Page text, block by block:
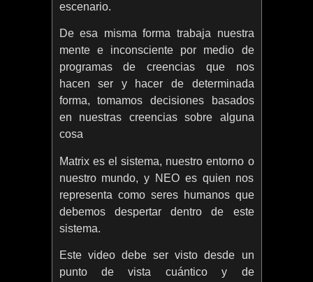
escenario.
De esa misma forma trabaja nuestra
mente e inconsciente por medio de
programas de creencias que nos
hacen ser y hacer de determinada
forma, tomamos decisiones basados
en nuestras creencias sobre alguna
cosa
Matrix es el sistema, nuestro entorno o
nuestro mundo, y NEO es quien nos
representa como seres humanos que
debemos despertar dentro de este
sistema.
Este video debe ser visto desde un
punto de vista cuántico y de